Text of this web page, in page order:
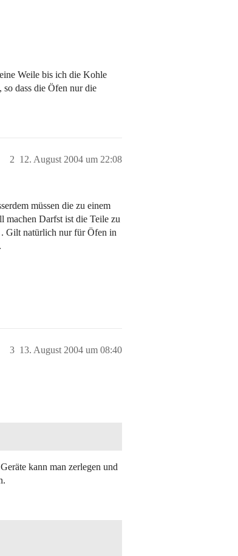
Weile bis ich die Kohle
dass die Öfen nur die
12. August 2004 um 22:08
2
müssen die zu einem
machen Darfst ist die Teile zu
. Gilt natürlich nur für Öfen in
13. August 2004 um 08:40
3
kann man zerlegen und